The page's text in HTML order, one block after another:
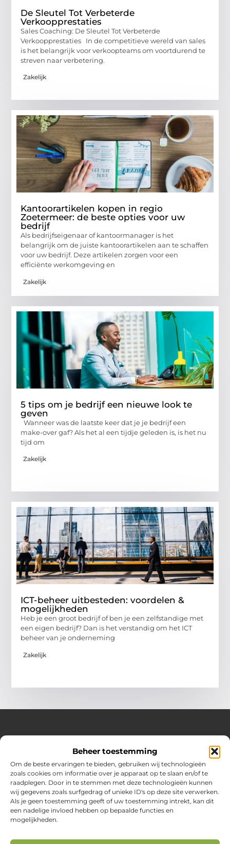
Beheer toestemming
Om de beste ervaringen te bieden, gebruiken wij technologieën
zoals cookies om informatie over je apparaat op te slaan en/of te
raadplegen. Door in te stemmen met deze technologieën kunnen
wij gegevens zoals surfgedrag of unieke ID's op deze site verwerken.
Als je geen toestemming geeft of uw toestemming intrekt, kan dit
een nadelige invloed hebben op bepaalde functies en
mogelijkheden.
De Sleutel Tot Verbeterde
Verkoopprestaties
Sales Coaching: De Sleutel Tot Verbeterde
Verkoopprestaties In de competitieve wereld van sales
is het belangrijk voor verkoopteams om voortdurend te
streven naar verbetering.
Zakelijk
Kantoorartikelen kopen in regio
Zoetermeer: de beste opties voor uw
bedrijf
Als bedrijfseigenaar of kantoormanager is het
belangrijk om de juiste kantoorartikelen aan te schaffen
voor uw bedrijf. Deze artikelen zorgen voor een
efficiënte werkomgeving en
Zakelijk
5 tips om je bedrijf een nieuwe look te
geven
Wanneer was de laatste keer dat je je bedrijf een
make-over gaf? Als het al een tijdje geleden is, is het nu
tijd om
Zakelijk
ICT-beheer uitbesteden: voordelen &
mogelijkheden
Heb je een groot bedrijf of ben je een zelfstandige met
een eigen bedrijf? Dan is het verstandig om het ICT
beheer van je onderneming
Zakelijk
Over Huizenplan
Jouw gids voor wooninspiratie en praktische tips
Ontdek een uitgebreide verzameling blogs en artikelen
boordevol handige adviezen en verrassende inzichten om
jouw woondromen te realiseren. Van interieurideeën tot
slimme bespaartips – haal het beste uit jouw huis en
leefomgeving!